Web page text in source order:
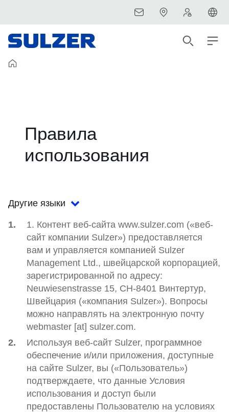
Правила
использования
Другие языки
1. Контент веб-сайта www.sulzer.com («веб-
сайт компании Sulzer») предоставляется
вам и управляется компанией Sulzer
Management Ltd., швейцарской корпорацией,
зарегистрированной по адресу:
Neuwiesenstrasse 15, CH-8401 Винтертур,
Швейцария («компания Sulzer»). Вопросы
можно направлять на электронную почту
webmaster [at] sulzer.com.
Используя веб-сайт Sulzer, программное
обеспечение и/или приложения, доступные
на сайте Sulzer, вы («Пользователь»)
подтверждаете, что данные Условия
использования и доступ были
предоставлены Пользователю на условиях